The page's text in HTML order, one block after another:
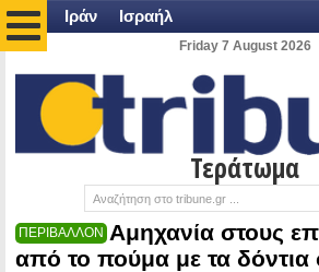
Ιράν Ισραήλ
Friday 7 August 2026
Τεράτωμα
ΠΕΡΙΒΑΛΛΟΝ Αμηχανία στους
από το πούμα με τα δόντια